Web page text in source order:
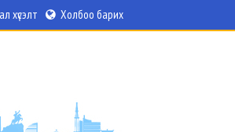
хүсэлт Холбоо барих